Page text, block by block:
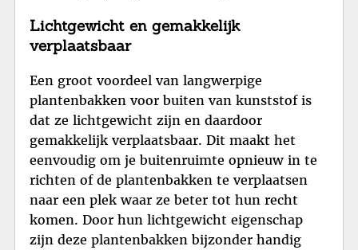
Lichtgewicht en gemakkelijk
verplaatsbaar
Een groot voordeel van langwerpige
plantenbakken voor buiten van kunststof is
dat ze lichtgewicht zijn en daardoor
gemakkelijk verplaatsbaar. Dit maakt het
eenvoudig om je buitenruimte opnieuw in te
richten of de plantenbakken te verplaatsen
naar een plek waar ze beter tot hun recht
komen. Door hun lichtgewicht eigenschap
zijn deze plantenbakken bijzonder handig